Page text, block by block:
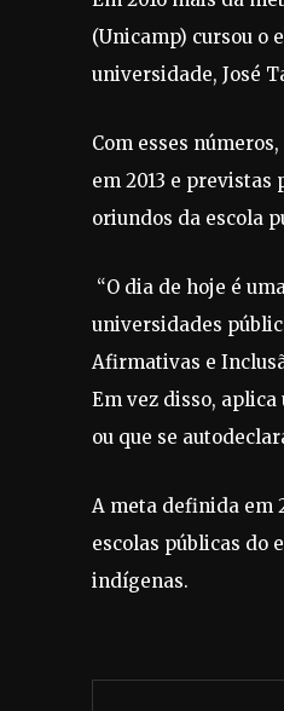
(Unicamp) cursou o
universidade, José
Com esses
em 2013 e previstas
oriundos da escola
“O dia de hoje é
universidades
Afirmativas e
Em vez disso,
ou que se
A meta definida em
escolas públicas do
indígenas.